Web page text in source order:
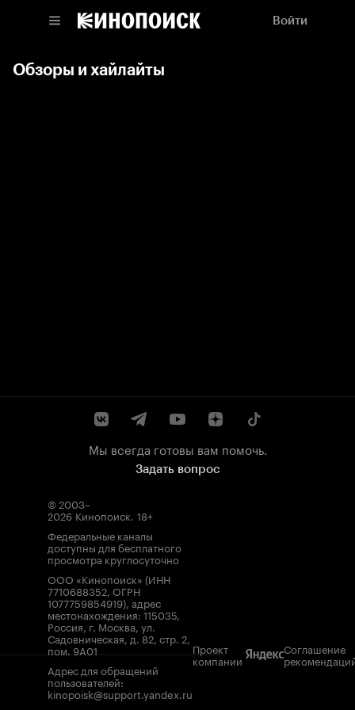
Войти
Обзоры и хайлайты
Мы всегда готовы вам помочь.
Задать вопрос
© 2003–
2026 Кинопоиск. 18+
Федеральные каналы
доступны для бесплатного
просмотра круглосуточно
ООО «Кинопоиск» (ИНН
7710688352, ОГРН
1077759854919), адрес
местонахождения: 115035,
Россия, г. Москва, ул.
Садовническая, д. 82, стр. 2,
пом. 9А01
Адрес для обращений
пользователей:
kinopoisk@support.yandex.ru
Проект
компании
Соглашение